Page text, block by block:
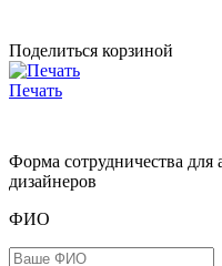
Поделиться корзиной
Печать
Форма сотрудничества для
дизайнеров
ФИО